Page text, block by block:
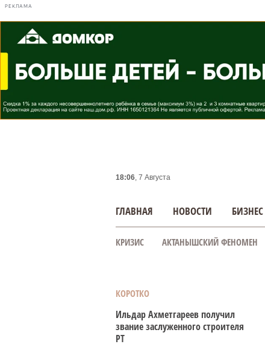
РЕКЛАМА
18:06, 7 Августа
ГЛАВНАЯ НОВОСТИ БИЗНЕС
КРИЗИС АКТАНЫШСКИЙ ФЕНОМЕН
КОРОТКО
Ильдар Ахметгареев получил
звание заслуженного строителя
РТ